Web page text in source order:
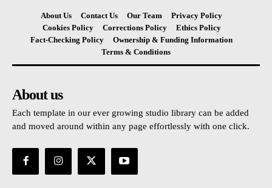
About Us Contact Us Our Team
Privacy Policy
Cookies Policy
Corrections Policy
Ethics Policy
Fact-Checking Policy
Ownership & Funding Information
Terms & Conditions
About us
Each template in our ever growing studio library can be added
and moved around within any page effortlessly with one click.